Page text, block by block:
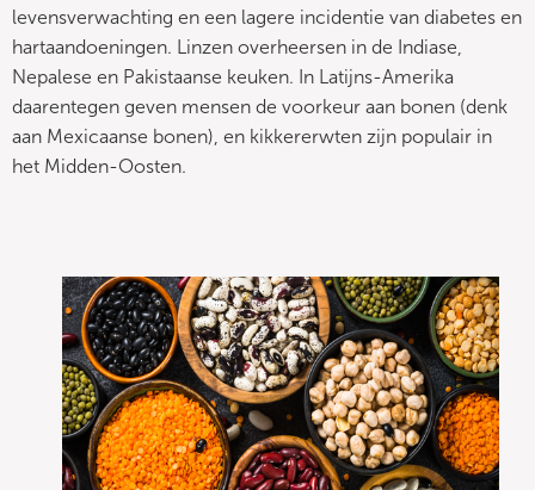
levensverwachting en een lagere incidentie van diabetes en
hartaandoeningen. Linzen overheersen in de Indiase,
Nepalese en Pakistaanse keuken. In Latijns-Amerika
daarentegen geven mensen de voorkeur aan bonen (denk
aan Mexicaanse bonen), en kikkererwten zijn populair in
het Midden-Oosten.